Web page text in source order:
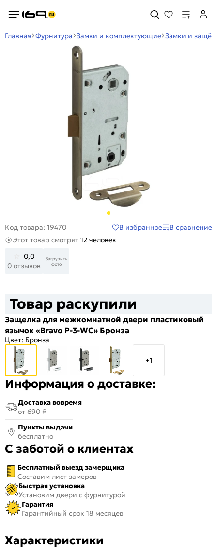
Главная Фурнитура Замки и комплектующие Замки и
Код товара: 19470 В избранное
В сравнение
Этот товар смотрят 12 человек
0,0
0 отзывов
Загрузить
фото
Товар раскупили
Защелка для межкомнатной двери пластиковый
язычок «Bravo P-3-WC» Бронза
Цвет: Бронза
+1
Информация о доставке:
Доставка вовремя
от 690 ₽
Пункты выдачи
бесплатно
С заботой о клиентах
Бесплатный выезд замерщика
Составим лист замеров
Быстрая установка
Установим двери с фурнитурой
Гарантия
Гарантийный срок 18 месяцев
Характеристики